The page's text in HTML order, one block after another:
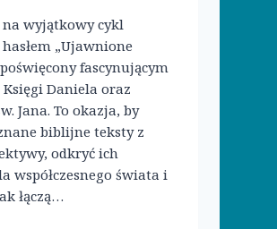
na wyjątkowy cykl
„Ujawnione
fascynującym
Daniela oraz
Jana. To okazja, by
biblijne teksty z
odkryć ich
współczesnego świata i
łączą…